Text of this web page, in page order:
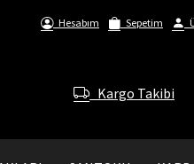
Hesabım Sepetim
Kargo Takibi